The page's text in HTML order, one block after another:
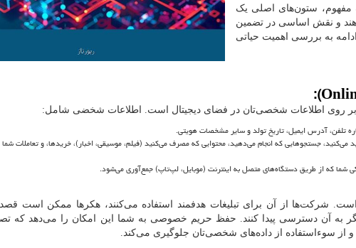
مفهوم، ستون‌های اصلی یک
و نقش اساسی در تضمین
به بررسی اهمیت حیاتی
):
بر روی اطلاعات شخصی‌تان در فضای دیجیتال است. اطلاعات شخضی شامل:
تلفن، آدرس ایمیل، تاریخ تولد و سایر مشخصات هویتی.
جستجوهایی که انجام می‌دهید، محتوایی که مصرف می‌کنید (فیلم، موسیقی، اخبار)، خریدها، و تعاملات
شما که از طریق دستگاه‌های متصل به اینترنت (موبایل، لپ‌تاپ) جمع‌آوری می‌شود.
است. شرکت‌ها از آن برای تبلیغات هدفمند استفاده می‌کنند، هکرها ممکن است
به آن دسترسی پیدا کنند. حفظ حریم خصوصی به شما این امکان را می‌دهد که
و از سوءاستفاده از داده‌های شخصی‌تان جلوگیری می‌کند.